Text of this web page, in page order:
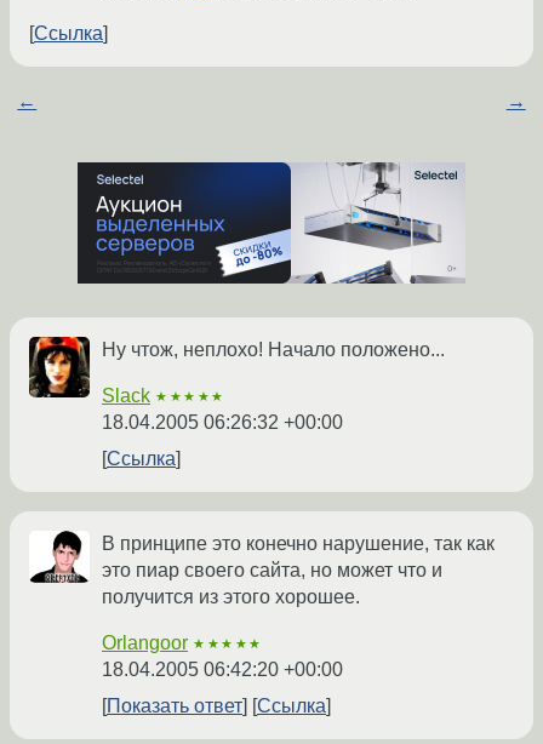
Ссылка
← →
Ну чтож, неплохо! Начало положено...
Slack ★★★★★
18.04.2005 06:26:32 +00:00
Ссылка
В принципе это конечно нарушение, так как
это пиар своего сайта, но может что и
получится из этого хорошее.
Orlangoor ★★★★★
18.04.2005 06:42:20 +00:00
Показать ответ
Ссылка